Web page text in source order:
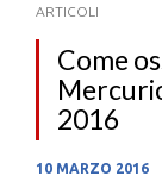
ARTICOLI
Come
2016
10 MARZO 2016